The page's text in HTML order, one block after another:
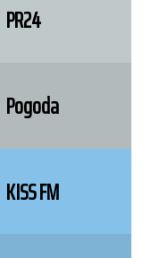
PR24
Pogoda
KISS FM